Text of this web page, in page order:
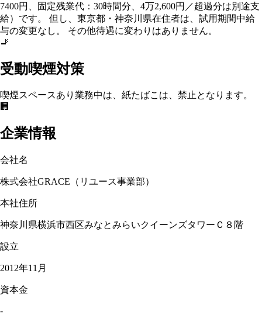
7400円、固定残業代：30時間分、4万2,600円／超過分は別途支
給）です。 但し、東京都・神奈川県在住者は、試用期間中給
与の変更なし。 その他待遇に変わりはありません。
🚬
受動喫煙対策
喫煙スペースあり 業務中は、紙たばこは、禁止となります。
🏢
企業情報
会社名
株式会社GRACE（リユース事業部）
本社住所
神奈川県横浜市西区みなとみらいクイーンズタワーＣ８階
設立
2012年11月
資本金
-